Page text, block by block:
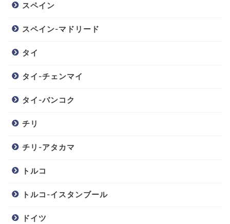
スペイン
スペイン-マドリード
タイ
タイ-チェンマイ
タイ-バンコク
チリ
チリ-アタカマ
トルコ
トルコ-イスタンブール
ドイツ